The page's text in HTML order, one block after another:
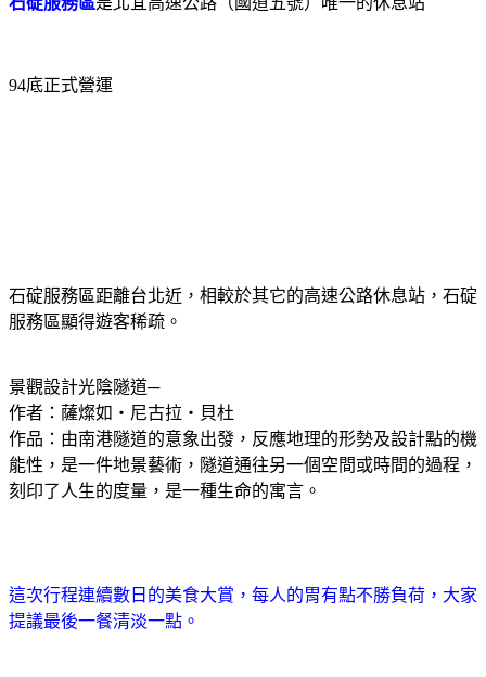
94底正式營運
石碇服務區距離台北近，相較於其它的高速公路休息站，石碇
服務區顯得遊客稀疏。
景觀設計光陰隧道─
作者：薩燦如‧尼古拉‧貝杜
作品：由南港隧道的意象出發，反應地理的形勢及設計點的機
能性，是一件地景藝術，隧道通往另一個空間或時間的過程，
刻印了人生的度量，是一種生命的寓言。
這次行程連續數日的美食大賞，每人的胃有點不勝負荷，大家
提議最後一餐清淡一點。